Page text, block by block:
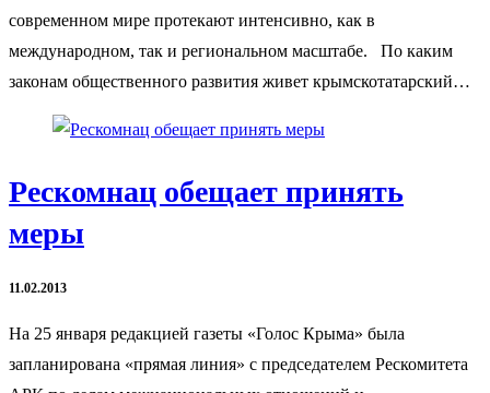
современном мире протекают интенсивно, как в
международном, так и региональном масштабе. По каким
законам общественного развития живет крымскотатарский…
Рескомнац обещает принять
меры
11.02.2013
На 25 января редакцией газеты «Голос Крыма» была
запланирована «прямая линия» с председателем Рескомитета